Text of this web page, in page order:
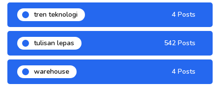
tren teknologi 4 Posts
tulisan lepas 542 Posts
warehouse 4 Posts